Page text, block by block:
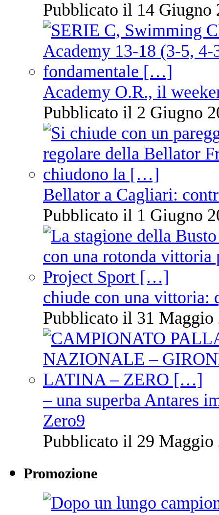
Pubblicato il 14 Giugno
Academy O.R., il
Pubblicato il 2 Giugno
Bellator a Cagliari:
Pubblicato il 1 Giugno
chiude con una vittoria:
Pubblicato il 31 Maggio
– una superba Antares
Zero9
Pubblicato il 29 Maggio
Promozione